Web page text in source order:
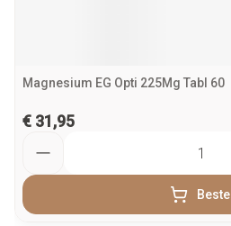
Magnesium EG Opti 225Mg Tabl 60
€ 31,95
Bestel